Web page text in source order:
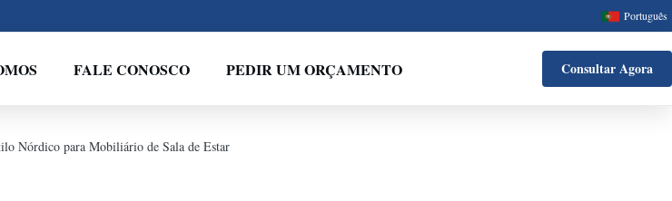
Português
FALE CONOSCO PEDIR UM ORÇAMENTO Consultar Agora
Nórdico para Mobiliário de Sala de Estar